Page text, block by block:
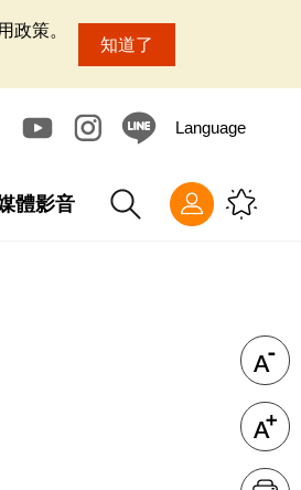
政策。
知道了
Language
體影音